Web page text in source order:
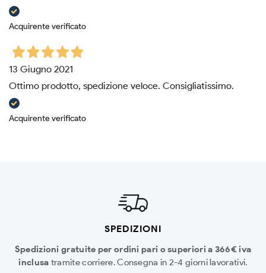
Acquirente verificato
13 Giugno 2021
Ottimo prodotto, spedizione veloce. Consigliatissimo.
Acquirente verificato
SPEDIZIONI
Spedizioni gratuite per ordini pari o superiori a 366€ iva
inclusa tramite corriere. Consegna in 2-4 giorni lavorativi.